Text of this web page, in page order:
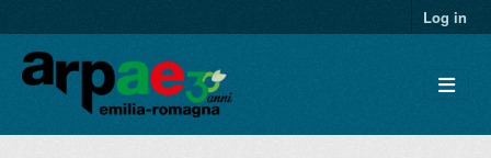
Log in